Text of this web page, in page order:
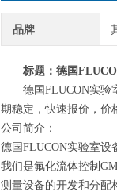
品牌
标题 ： 德国
德国 FLUCON实验
期稳定，快速报价，价
公司简介：
德国 FLUCON实验室设
我们是氟化流体控制
测量设备的开发和分配